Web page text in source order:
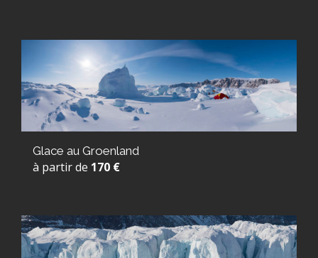
Glace au Groenland
à partir de 170 €